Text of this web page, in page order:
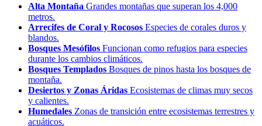
Alta Montaña Grandes montañas que superan los 4,000
metros.
Arrecifes de Coral y Rocosos Especies de corales duros y
blandos.
Bosques Mesófilos Funcionan como refugios para especies
durante los cambios climáticos.
Bosques Templados Bosques de pinos hasta los bosques de
montaña.
Desiertos y Zonas Áridas Ecosistemas de climas muy secos
y calientes.
Humedales Zonas de transición entre ecosistemas terrestres y
acuáticos.